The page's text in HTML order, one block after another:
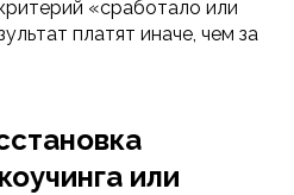
«сработало или
платят иначе, чем за
или